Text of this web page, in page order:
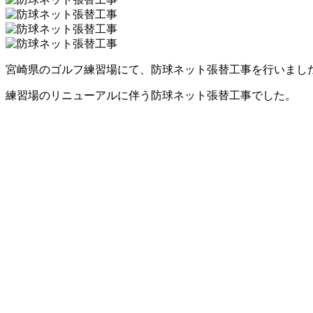
宮崎県のゴルフ練習場にて、防球ネット張替工事を行いまし
練習場のリニューアルに伴う防球ネット張替工事でした。